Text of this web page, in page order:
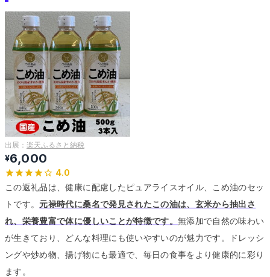
出展： 楽天ふるさと納税
¥6,000
4.0
この返礼品は、健康に配慮したピュアライスオイル、こめ油のセッ
トです。 元禄時代に桑名で発見されたこの油は、玄米から抽出さ
れ、栄養豊富で体に優しいことが特徴です。 無添加で自然の味わい
が生きており、どんな料理にも使いやすいのが魅力です。
ドレッシ
ングや炒め物、揚げ物にも最適で、毎日の食事をより健康的に彩り
ます。